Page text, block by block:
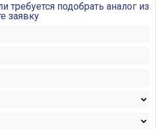
требуется подобрать аналог из
заявку